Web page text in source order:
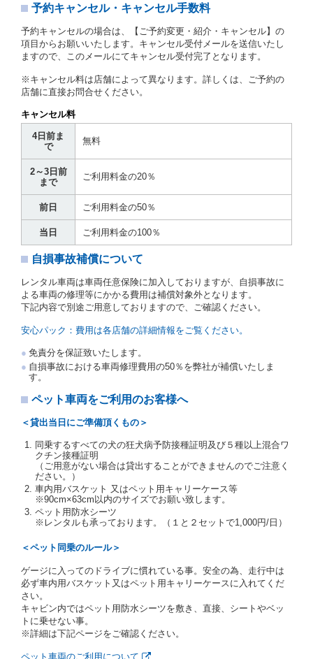
第３章／貸 渡 し
第７条（貸渡契約の締結）
借受人は第２条第１項に定める借受条件を明示し、当
貸渡契約を締結するものとします。ただし、貸し渡す
ことができるレンタカーがない場合又は借受人若しく
は運転者が第８条第１項若しくは第２項各号のいずれ
かに該当する場合を除きます。
貸渡契約を締結した場合、借受人は当社に第１0条第
１項に定める貸渡料金を支払うものとします。
運転者の義務と定められた事項を遵守するものとしま
す。
当社は、監督官庁の基本通達（注１）に基づき、貸渡
運転者の氏名、住所、運転免許の種類及び運転免許証
写しを添付するため、貸渡契約の締結にあたり、借受
人に対し、借受人の指定する運転者（以下「運転者」
といいます。）の運転免許証の提示を求めるほか、そ
の写しの提出を求めることがあります。この場合、借
受人は、自己が運転者であるときは自己の運転免許証
の運転免許証を提示するものとします。
交通局長通達「レンタカーに関する基本通達」（自
旅第138号 平成7年6月13日）の２．(10)及び(11)の
注２）運転免許証とは、道路交通法第９２条に規定
される運転免許証のうち、道路交通法施行規則第１
９条別記様式第１４の書式の運転免許証をいいま
す。
当社は、貸渡契約の締結にあたり、借受人及び運転者
に対し、運転免許証のほかに本人確認ができる書類の
提示を求め、及び提出された書類の写しをとることが
あります。
当社は、貸渡契約の締結にあたり、借受期間中に借受
人及び運転者と連絡するための携帯電話番号等の告知
を求めます。
レジットカード若しくは現金による支払いを求め、又
借受人は契約後の借受期間の延長はできないものとし
ます。
当社は、借受人又は運転者が前3項に従わない場合
は、貸渡契約の締結を拒絶するとともに、予約を取消
すことができるものとします。なお、この場合の予約
のとします。
予約キャンセル・キャンセル手数料
予約キャンセルの場合は、【ご予約変更・紹介・キャンセル】の
項目からお願いいたします。キャンセル受付メールを送信いたし
ますので、このメールにてキャンセル受付完了となります。
※キャンセル料は店舗によって異なります。詳しくは、ご予約の
店舗に直接お問合せください。
キャンセル料
4日前ま
で
無料
2～3日前
まで
ご利用料金の20％
前日 ご利用料金の50％
当日 ご利用料金の100％
自損事故補償について
レンタル車両は車両任意保険に加入しておりますが、自損事故に
よる車両の修理等にかかる費用は補償対象外となります。
下記内容で別途ご用意しておりますので、ご確認ください。
安心パック：費用は各店舗の詳細情報をご覧ください。
免責分を保証致いたします。
自損事故における車両修理費用の50％を弊社が補償いたしま
す。
ペット車両をご利用のお客様へ
＜貸出当日にご準備頂くもの＞
同乗するすべての犬の狂犬病予防接種証明及び５種以上混合ワ
クチン接種証明
（ご用意がない場合は貸出することができませんのでご注意く
ださい。）
車内用バスケット 又はペット用キャリーケース等
※90cm×63cm以内のサイズでお願い致します。
ペット用防水シーツ
※レンタルも承っております。（１と２セットで1,000円/日）
＜ペット同乗のルール＞
ゲージに入ってのドライブに慣れている事。安全の為、走行中は
必ず車内用バスケット又はペット用キャリーケースに入れてくだ
さい。
キャビン内ではペット用防水シーツを敷き、直接、シートやベッ
トに乗せない事。
※詳細は下記ページをご確認ください。
ペット車両のご利用について